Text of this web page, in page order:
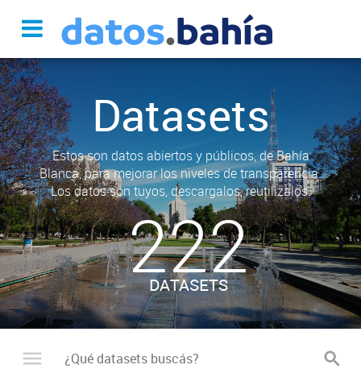
Datasets
Estos son datos abiertos y públicos, de Bahía
Blanca, para mejorar los niveles de transparencia.
Los datos son tuyos, descargalos, reutilizalos.
222
DATASETS